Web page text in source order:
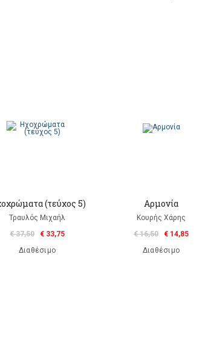
(τεύχος 5)
Τραυλός Μιχαήλ
€ 37,50
€ 33,75
Διαθέσιμο
Αρμονία
Κουρής Χάρης
€ 16,50
€ 14,85
Διαθέσιμο